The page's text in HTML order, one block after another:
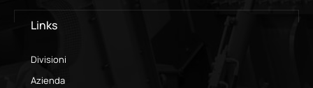
Links
Divisioni
Azienda